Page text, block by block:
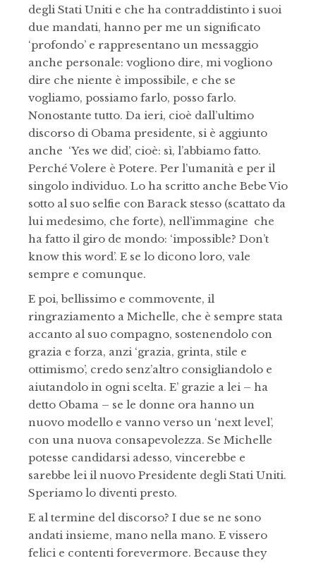
degli Stati Uniti e che ha contraddistinto i suoi
due mandati, hanno per me un significato
‘profondo’ e rappresentano un messaggio
anche personale: vogliono dire, mi vogliono
dire che niente è impossibile, e che se
vogliamo, possiamo farlo, posso farlo.
Nonostante tutto. Da ieri, cioè dall’ultimo
discorso di Obama presidente, si è aggiunto
anche ‘Yes we did’, cioè: sì, l’abbiamo fatto.
Perché Volere è Potere. Per l’umanità e per il
singolo individuo. Lo ha scritto anche Bebe Vio
sotto al suo selfie con Barack stesso (scattato da
lui medesimo, che forte), nell’immagine che
ha fatto il giro de mondo: ‘impossible? Don’t
know this word’. E se lo dicono loro, vale
sempre e comunque.
E poi, bellissimo e commovente, il
ringraziamento a Michelle, che è sempre stata
accanto al suo compagno, sostenendolo con
grazia e forza, anzi ‘grazia, grinta, stile e
ottimismo’, credo senz’altro consigliandolo e
aiutandolo in ogni scelta. E’ grazie a lei – ha
detto Obama – se le donne ora hanno un
nuovo modello e vanno verso un ‘next level’,
con una nuova consapevolezza. Se Michelle
potesse candidarsi adesso, vincerebbe e
sarebbe lei il nuovo Presidente degli Stati Uniti.
Speriamo lo diventi presto.
E al termine del discorso? I due se ne sono
andati insieme, mano nella mano. E vissero
felici e contenti forevermore. Because they